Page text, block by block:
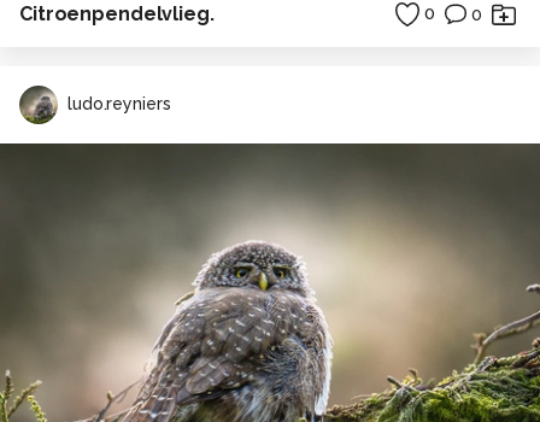
Citroenpendelvlieg. 0 0
ludo.reyniers